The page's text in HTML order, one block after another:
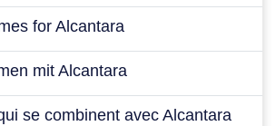
for Alcantara
mit Alcantara
se combinent avec Alcantara